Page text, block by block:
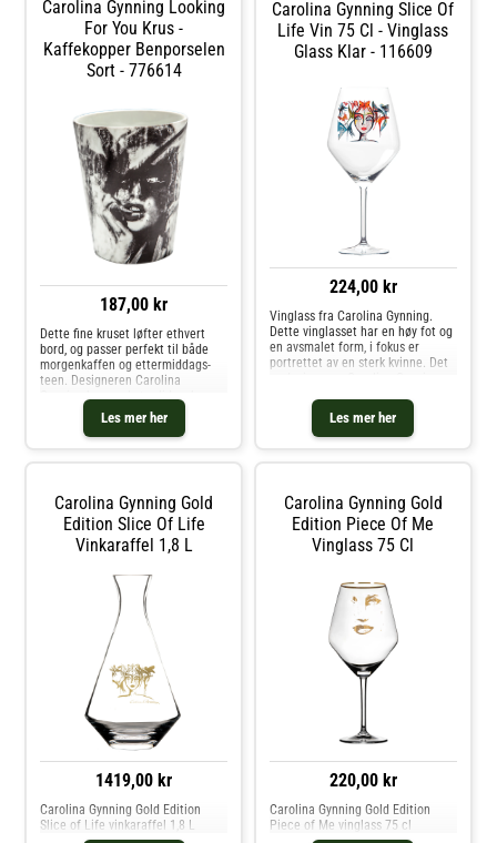
Carolina Gynning Looking
For You Krus -
Kaffekopper Benporselen
Sort - 776614
187,00 kr
Les mer her
Dette fine kruset løfter ethvert
bord, og passer perfekt til både
morgenkaffen og ettermiddags-
teen. Designeren Carolina
kjærlighet laget dette
sjarmerende motivet som
gjenspeiler hennes boblende og
Carolina Gynning Slice Of
Life Vin 75 Cl - Vinglass
Glass Klar - 116609
224,00 kr
Les mer her
Vinglass fra Carolina Gynning.
Dette vinglasset har en høy fot og
en avsmalet form, i fokus er
portrettet av en sterk kvinne. Det
kjærlighet, har utviklet dette
fargerike motivet. Designet
reflekterer hennes boblende og
Glass hos Royal Design.
Carolina Gynning Gold
Edition Slice Of Life
Vinkaraffel 1,8 L
1419,00 kr
Carolina Gynning Gold Edition
Slice of Life vinkaraffel 1,8 L
Carolina Gynning Gold
Edition Piece Of Me
Vinglass 75 Cl
220,00 kr
Carolina Gynning Gold Edition
Piece of Me vinglass 75 cl